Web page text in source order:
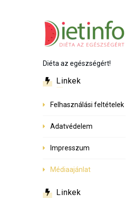
Diéta az egészségért!
Linkek
Felhasználási feltételek
Adatvédelem
Impresszum
Médiaajánlat
Linkek